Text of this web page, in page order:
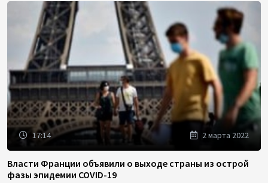
17:14 2 марта 2022
Власти Франции объявили о выходе страны из острой
фазы эпидемии COVID-19